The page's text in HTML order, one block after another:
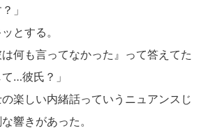
」
とする。
は何も言ってなかった』って答えてた
…彼氏？」
楽しい内緒話っていうニュアンスじ
響きがあった。